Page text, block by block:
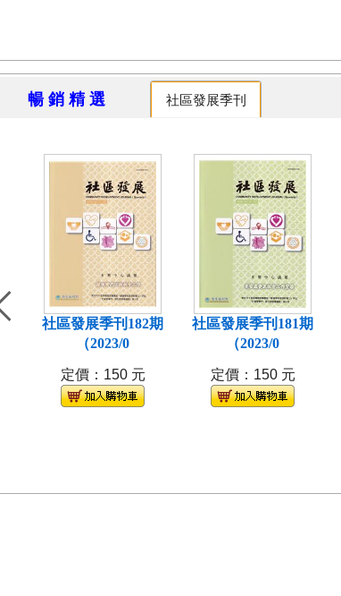
暢 銷 精 選 社區發展季刊
社區發展季刊182期
（2023/0
定價：150 元
社區發展季刊181期
（2023/0
定價：150 元